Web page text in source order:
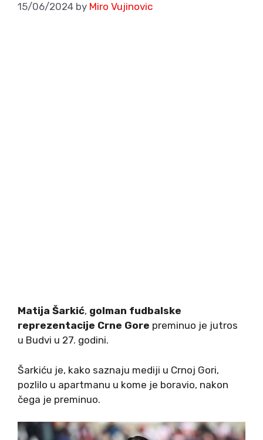
15/06/2024 by Miro Vujinovic
Matija Šarkić, golman fudbalske
reprezentacije Crne Gore preminuo je jutros
u Budvi u 27. godini.
Šarkiću je, kako saznaju mediji u Crnoj Gori,
pozlilo u apartmanu u kome je boravio, nakon
čega je preminuo.